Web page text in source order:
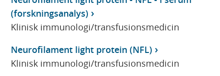
(forskningsanalys)
Klinisk immunologi/transfusionsmedicin
Neurofilament light protein (NFL)
Klinisk immunologi/transfusionsmedicin